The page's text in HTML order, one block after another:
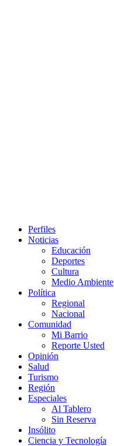
Primary
Menu
Perfiles
Noticias
Educación
Deportes
Cultura
Medio Ambiente
Política
Regional
Nacional
Comunidad
Mi Barrio
Reporte Usted
Opinión
Salud
Turismo
Región
Especiales
Al Tablero
Sin Reserva
Insólito
Ciencia y Tecnología